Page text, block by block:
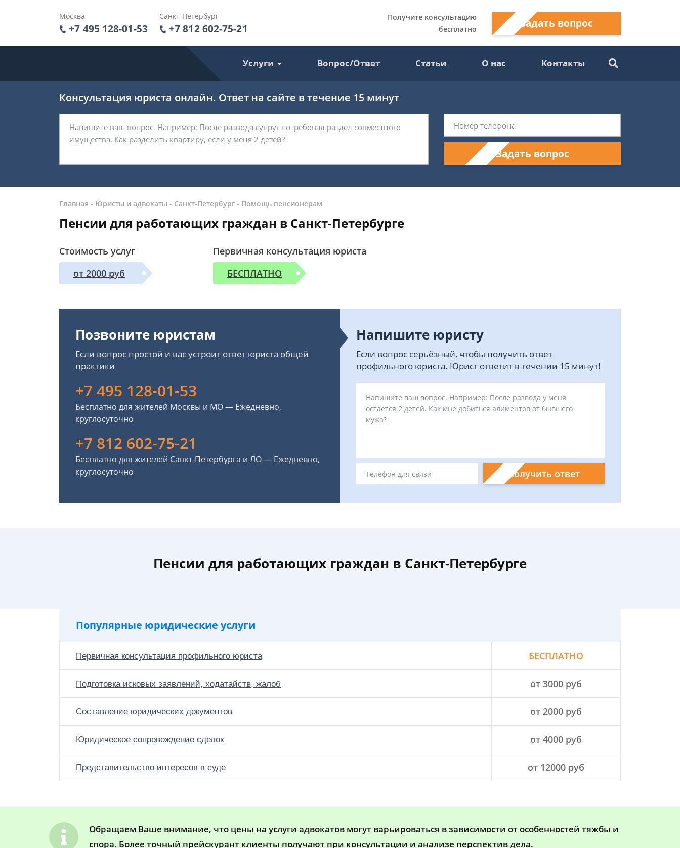
Москва
+7 495 128-01-53
Санкт-Петербург
+7 812 602-75-21
Получите консультацию
бесплатно
Задать вопрос
Услуги Вопрос/Ответ Статьи О нас Контакты
Консультация юриста онлайн. Ответ на сайте в течение 15 минут
Задать вопрос
Главная - Юристы и адвокаты - Санкт-Петербург - Помощь пенсионерам
Пенсии для работающих граждан в Санкт-Петербурге
Стоимость услуг
от 2000 руб
Первичная консультация юриста
БЕСПЛАТНО
Позвоните юристам
Если вопрос простой и вас устроит ответ юриста общей
практики
+7 495 128-01-53
Бесплатно для жителей Москвы и МО — Ежедневно,
круглосуточно
+7 812 602-75-21
Бесплатно для жителей Санкт-Петербурга и ЛО — Ежедневно,
круглосуточно
Напишите юристу
Если вопрос серьёзный, чтобы получить ответ
профильного юриста. Юрист ответит в течении 15 минут!
Получить ответ
Пенсии для работающих граждан в Санкт-Петербурге
Популярные юридические услуги
Первичная консультация профильного юриста БЕСПЛАТНО
Подготовка исковых заявлений, ходатайств, жалоб от 3000 руб
Составление юридических документов от 2000 руб
Юридическое сопровождение сделок от 4000 руб
Представительство интересов в суде от 12000 руб
Обращаем Ваше внимание, что цены на услуги адвокатов могут варьироваться в зависимости от особенностей тяжбы и
спора. Более точный прейскурант клиенты получают при консультации и анализе перспектив дела.